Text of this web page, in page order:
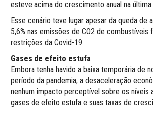
esteve acima do crescimento anual na última
Esse cenário teve lugar apesar da queda de
5,6% nas emissões de CO2 de combustíveis
restrições da Covid-19.
Gases de efeito estufa
Embora tenha havido a baixa temporária de
período da pandemia, a desaceleração
nenhum impacto perceptível sobre os níveis
gases de efeito estufa e suas taxas de